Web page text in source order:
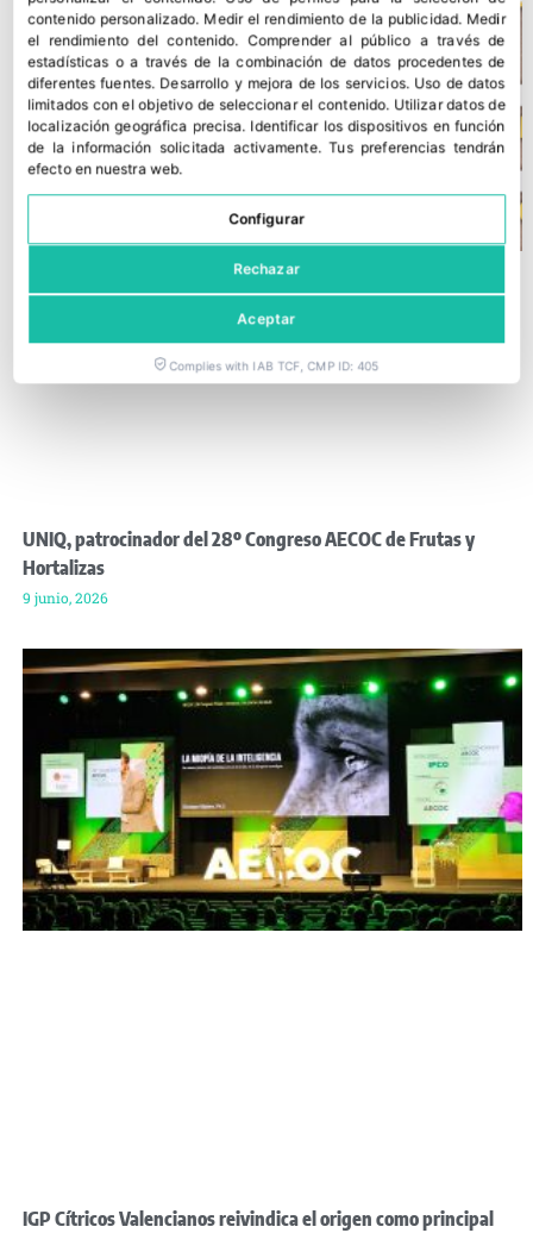
UNIQ, patrocinador del 28º Congreso AECOC de Frutas y
Hortalizas
9 junio, 2026
IGP Cítricos Valencianos reivindica el origen como principal
contenido personalizado. Medir el rendimiento de la publicidad. Medir
el rendimiento del contenido.Comprender al público a través de
estadísticas o a través de la combinación de datos procedentes de
diferentes fuentes. Desarrollo y mejora de los servicios. Uso de datos
limitados con el objetivo de seleccionar el contenido. Utilizar datos de
localización geográfica precisa. Identificar los dispositivos en función
de la información solicitada activamente.Tus preferencias tendrán
efecto en nuestra web.
Configurar
Rechazar
Aceptar
Complies with IAB TCF, CMP ID: 405